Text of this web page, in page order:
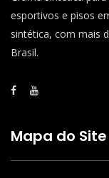
esportivos e pisos
sintética, com mais
Brasil.
Mapa do Site